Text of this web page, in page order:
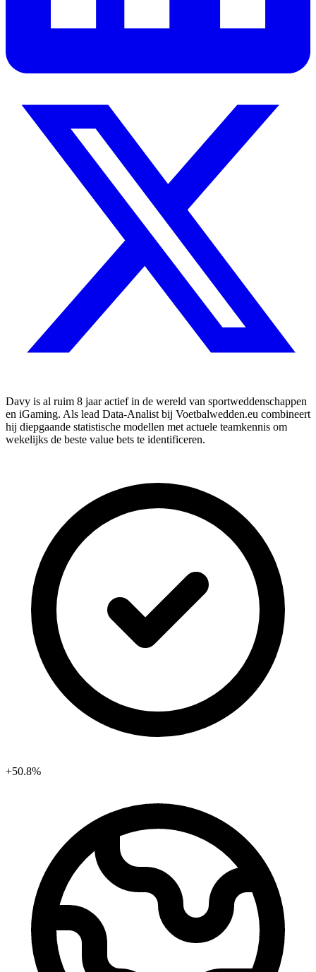
Davy is al ruim 8 jaar actief in de wereld van sportweddenschappen
en iGaming. Als lead Data-Analist bij Voetbalwedden.eu combineert
hij diepgaande statistische modellen met actuele teamkennis om
wekelijks de beste value bets te identificeren.
+50.8%